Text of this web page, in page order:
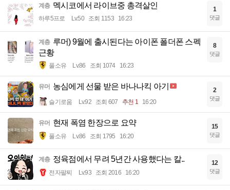
계층 멕시코에서 라이브중 총격살인
하루5프로 Lv.50 조회 1153 16:23
1
댓글
계층 루머) 9월에 출시된다는 아이폰 폴더폰 스펙
근황
풀소유 Lv.86 조회 1074 16:23
8
댓글
유머 농심에게 선물 받은 바나나킥 아기
슬기로움 Lv.92 조회 607 추천 1 16:20
2
댓글
유머 현재 폭염 한장으로 요약
풀소유 Lv.86 조회 1795 16:20
15
댓글
계층 정육점에서 무려 5년간 사용했다는 칼..
전자팔찌 Lv.93 조회 2016 16:20
12
댓글